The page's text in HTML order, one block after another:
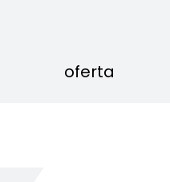
oferta